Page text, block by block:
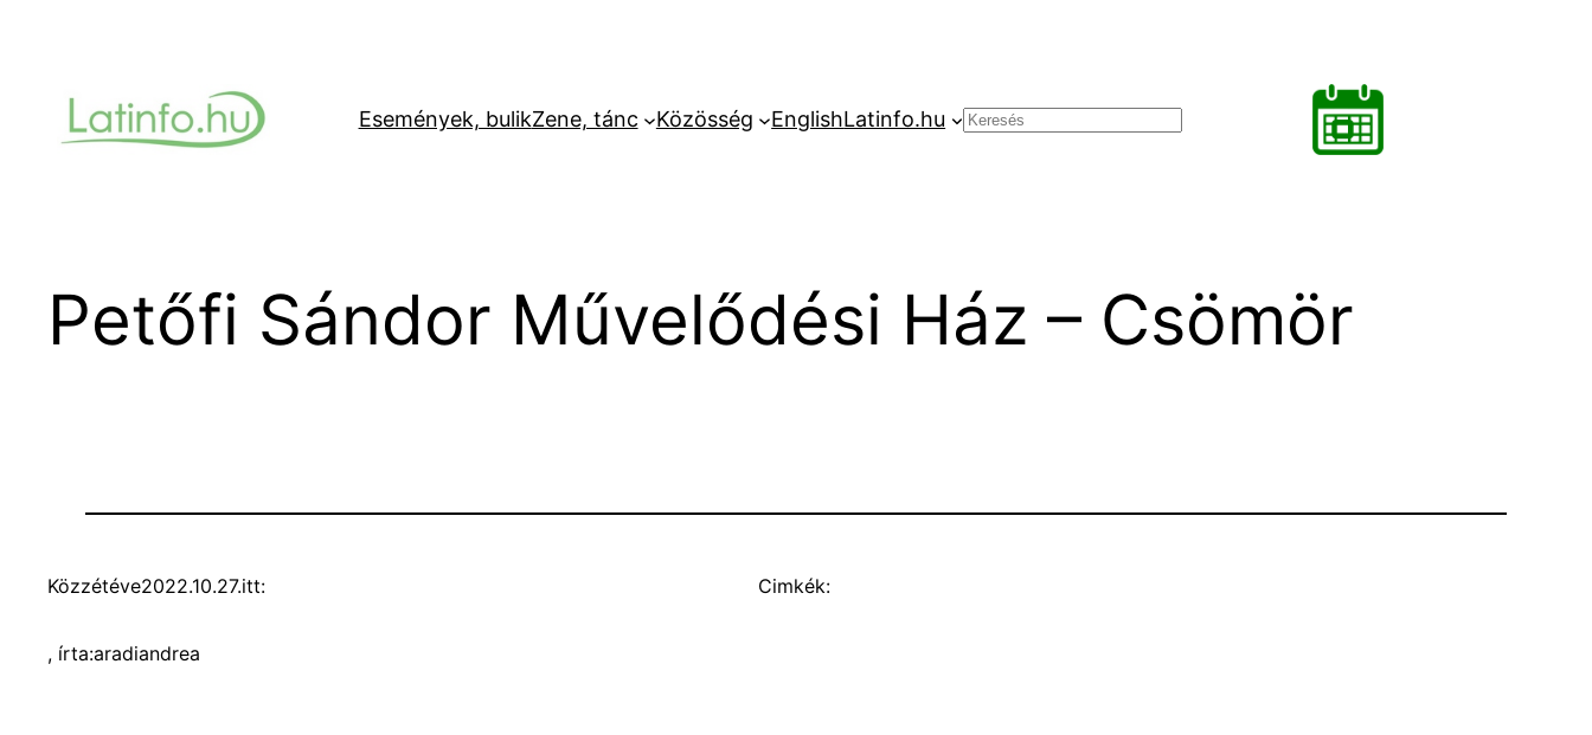
Események, bulikZene, tánc Közösség EnglishLatinfo.hu Keresés
Petőfi Sándor Művelődési Ház – Csömör
Közzétéve2022.10.27.itt:
, írta:aradiandrea
Cimkék: